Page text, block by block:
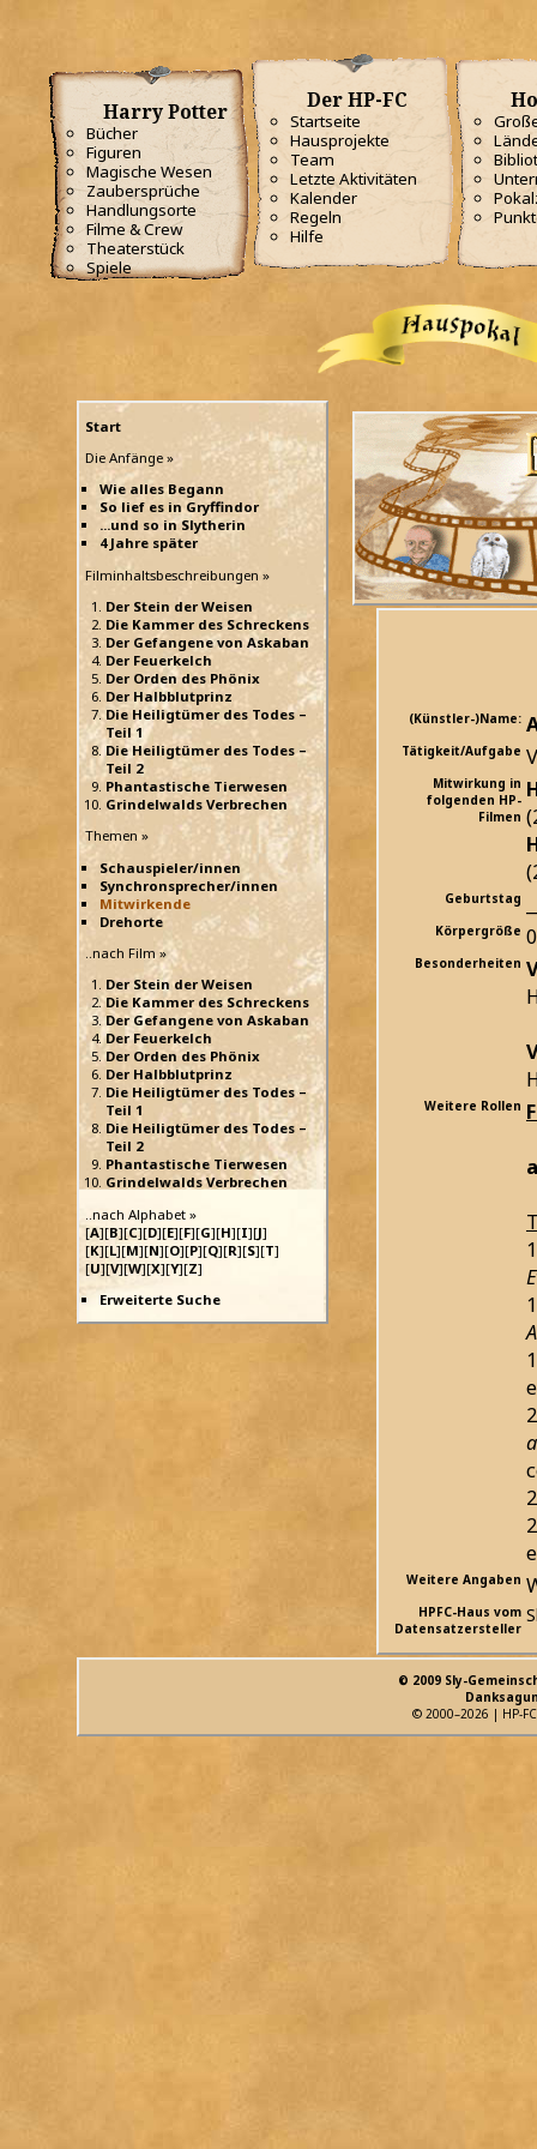
Harry Potter
Bücher
Figuren
Magische Wesen
Zaubersprüche
Handlungsorte
Filme & Crew
Theaterstück
Spiele
Der HP-FC
Startseite
Hausprojekte
Team
Letzte Aktivitäten
Kalender
Regeln
Hilfe
Start
Die Anfänge »
Wie alles Begann
So lief es in Gryffindor
...und so in Slytherin
4 Jahre später
Filminhaltsbeschreibungen »
Der Stein der Weisen
Die Kammer des Schreckens
Der Gefangene von Askaban
Der Feuerkelch
Der Orden des Phönix
Der Halbblutprinz
Die Heiligtümer des Todes –
Teil 1
Die Heiligtümer des Todes –
Teil 2
Phantastische Tierwesen
Grindelwalds Verbrechen
Themen »
Schauspieler/innen
Synchronsprecher/innen
Mitwirkende
Drehorte
..nach Film »
Der Stein der Weisen
Die Kammer des Schreckens
Der Gefangene von Askaban
Der Feuerkelch
Der Orden des Phönix
Der Halbblutprinz
Die Heiligtümer des Todes –
Teil 1
Die Heiligtümer des Todes –
Teil 2
Phantastische Tierwesen
Grindelwalds Verbrechen
..nach Alphabet »
[A][B][C][D][E][F][G][H][I][J]
[K][L][M][N][O][P][Q][R][S][T]
[U][V][W][X][Y][Z]
Erweiterte Suche
(Künstler-)Name:
Tätigkeit/Aufgabe
Mitwirkung in
folgenden HP-
Filmen
Geburtstag
Körpergröße
Besonderheiten
Weitere Rollen
Weitere Angaben
HPFC-Haus vom
Datensatzersteller
© 2009 Sly-
© 2000–2026 | HP-